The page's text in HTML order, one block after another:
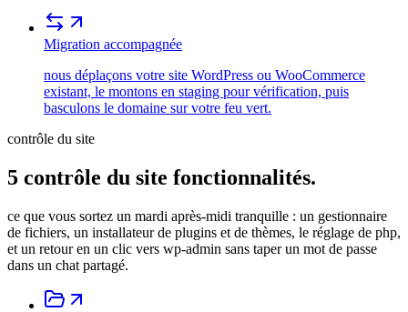
Migration accompagnée
nous déplaçons votre site WordPress ou WooCommerce
existant, le montons en staging pour vérification, puis
basculons le domaine sur votre feu vert.
contrôle du site
5 contrôle du site fonctionnalités.
ce que vous sortez un mardi après-midi tranquille : un gestionnaire
de fichiers, un installateur de plugins et de thèmes, le réglage de php,
et un retour en un clic vers wp-admin sans taper un mot de passe
dans un chat partagé.